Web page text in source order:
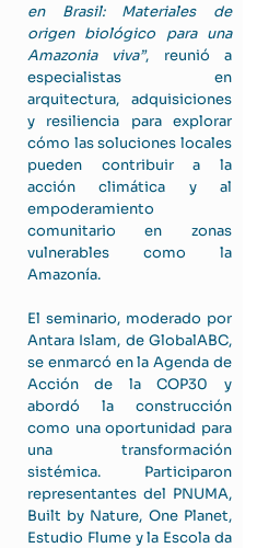
en Brasil: Materiales de
origen biológico para una
Amazonia viva”, reunió a
especialistas en
arquitectura, adquisiciones
y resiliencia para explorar
cómo las soluciones locales
pueden contribuir a la
acción climática y al
empoderamiento
comunitario en zonas
vulnerables como la
Amazonía.
El seminario, moderado por
Antara Islam, de GlobalABC,
se enmarcó en la Agenda de
Acción de la COP30 y
abordó la construcción
como una oportunidad para
una transformación
sistémica. Participaron
representantes del PNUMA,
Built by Nature, One Planet,
Estudio Flume y la Escola da